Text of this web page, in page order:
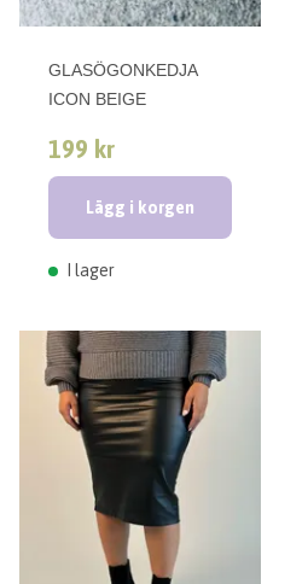
GLASÖGONKEDJA
ICON BEIGE
199 kr
Lägg i korgen
I lager